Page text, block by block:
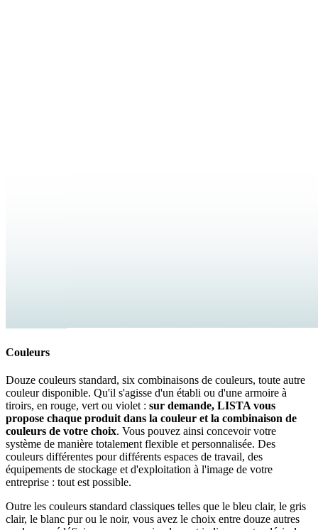
Couleurs
Douze couleurs standard, six combinaisons de couleurs, toute autre
couleur disponible. Qu'il s'agisse d'un établi ou d'une armoire à
tiroirs, en rouge, vert ou violet : sur demande, LISTA vous
propose chaque produit dans la couleur et la combinaison de
couleurs de votre choix. Vous pouvez ainsi concevoir votre
système de manière totalement flexible et personnalisée. Des
couleurs différentes pour différents espaces de travail, des
équipements de stockage et d'exploitation à l'image de votre
entreprise : tout est possible.
Outre les couleurs standard classiques telles que le bleu clair, le gris
clair, le blanc pur ou le noir, vous avez le choix entre douze autres